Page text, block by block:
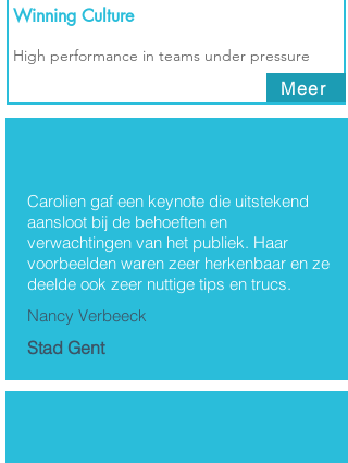
Winning Culture
High performance in teams under pressure
Meer
Thema's
Carolien Van Den Bosch
Carolien gaf een keynote die uitstekend
aansloot bij de behoeften en
verwachtingen van het publiek. Haar
voorbeelden waren zeer herkenbaar en ze
deelde ook zeer nuttige tips en trucs.
Nancy Verbeeck
Stad Gent